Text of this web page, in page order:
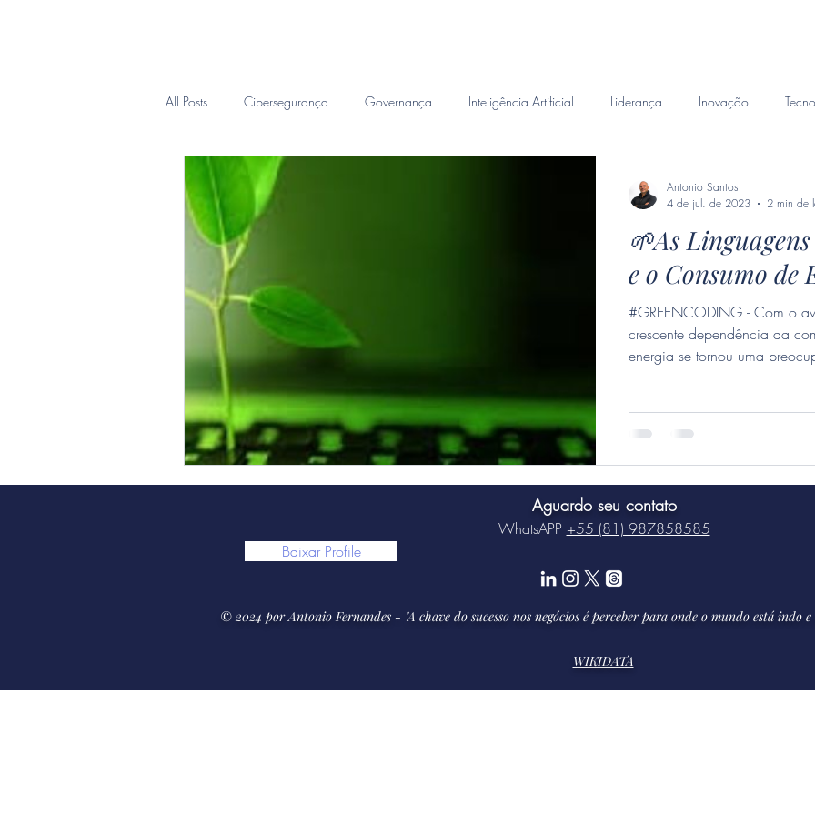
All Posts Cibersegurança Governança Inteligência Artificial Liderança Inovação
Inteligência Forense
🌱As
e o Consumo de
#GREENCODING - Com o avanço da tecnologia e a
crescente dependência da
energia se tornou uma
Antonio Santos
4 de jul. de 2023
2 min de
Baixar Profile
Aguardo seu contato
WhatsAPP +55 (81) 987858585
© 2024 por Antonio Fernandes - "A chave do sucesso nos negócios é perceber para onde o mundo está indo
WIKIDATA